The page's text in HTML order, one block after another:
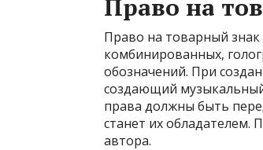
Право на
Право на товарный знак
комбинированных,
обозначений. При
создающий музыкальный
права должны быть
станет их обладателем.
автора.